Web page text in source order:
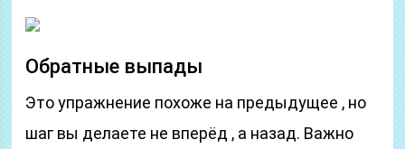
Обратные выпады
Это упражнение похоже на предыдущее , но
шаг вы делаете не вперёд , а назад. Важно